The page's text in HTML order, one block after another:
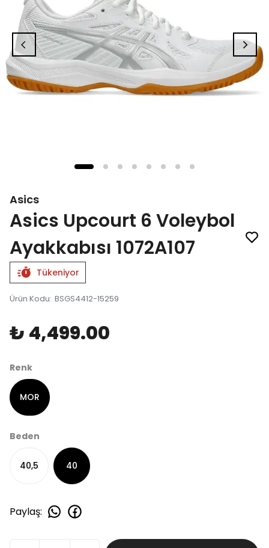
Asics
Asics Upcourt 6 Voleybol
Ayakkabısı 1072A107
Tükeniyor
Ürün Kodu: BSGS4412-15259
₺ 4,499.00
Renk
MOR
Beden
40,5 40
Paylaş: